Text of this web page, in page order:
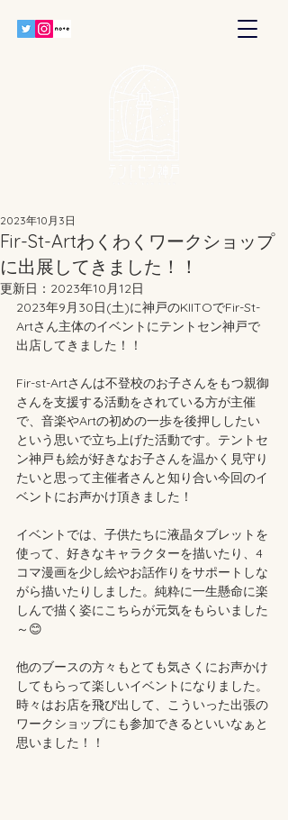
Fir-St-Artわくわくワークショップ
に出展してきました！！
2023年10月3日
更新日： 2023年10月12日
2023年9月30日(土)に神戸のKIITOでFir-St-
Artさん主体のイベントにテントセン神戸で
出店してきました！！
Fir-st-Artさんは不登校のお子さんをもつ親御
さんを支援する活動をされている方が主催
で、音楽やArtの初めの一歩を後押ししたい
という思いで立ち上げた活動です。テントセ
ン神戸も絵が好きなお子さんを温かく見守り
たいと思って主催者さんと知り合い今回のイ
ベントにお声かけ頂きました！
イベントでは、子供たちに液晶タブレットを
使って、好きなキャラクターを描いたり、4
コマ漫画を少し絵やお話作りをサポートしな
がら描いたりしました。純粋に一生懸命に楽
しんで描く姿にこちらが元気をもらいました
～😊
他のブースの方々もとても気さくにお声かけ
してもらって楽しいイベントになりました。
時々はお店を飛び出して、こういった出張の
ワークショップにも参加できるといいなぁと
思いました！！